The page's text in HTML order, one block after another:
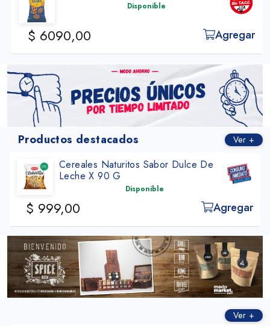
Disponible
$ 6090,00 Agregar
Productos destacados Ver +
Cereales Naturitos Sabor Dulce De
Leche X 90 G
Disponible
$ 999,00 Agregar
Ver +